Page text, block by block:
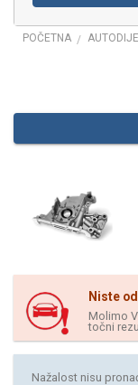
POČETNA /
Niste
Molimo
točni
Nažalost nisu